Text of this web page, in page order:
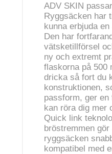
ADV SKIN
Ryggsäcken har
kunna erbjuda
Den har
vätsketillförsel
ny och extremt
flaskorna på 500
dricka så fort du
konstruktionen,
passform, ger
kan röra dig mer
Quick link
bröstremmen
ryggsäcken
kompatibel med